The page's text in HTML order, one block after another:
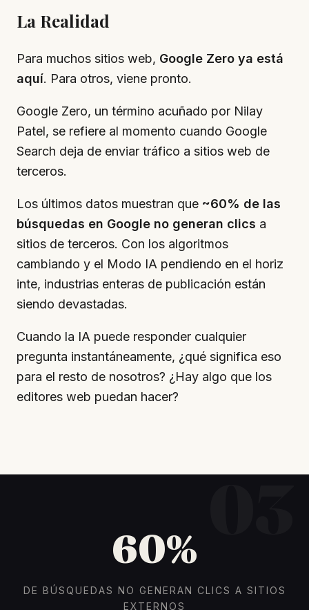
La Realidad
Para muchos sitios web, Google Zero ya está
aquí. Para otros, viene pronto.
Google Zero, un término acuñado por Nilay
Patel, se refiere al momento cuando Google
Search deja de enviar tráfico a sitios web de
terceros.
Los últimos datos muestran que ~60% de las
búsquedas en Google no generan clics a
sitios de terceros. Con los algoritmos
cambiando y el Modo IA pendiendo en el horiz​
inte, industrias enteras de publicación están
siendo devastadas.
Cuando la IA puede responder cualquier
pregunta instantáneamente, ¿qué significa eso
para el resto de nosotros? ¿Hay algo que los
editores web puedan hacer?
60%
DE BÚSQUEDAS NO GENERAN CLICS A SITIOS
EXTERNOS